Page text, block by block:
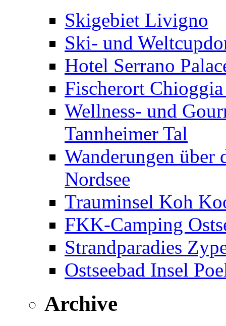
Skigebiet Livigno
Ski- und
Hotel Serrano
Fischerort
Wellness- und
Tannheimer Tal
Wanderungen über
Nordsee
Trauminsel Koh
FKK-Camping
Strandparadies
Ostseebad Insel
Archive